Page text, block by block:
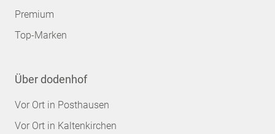
Premium
Top-Marken
Über dodenhof
Vor Ort in Posthausen
Vor Ort in Kaltenkirchen